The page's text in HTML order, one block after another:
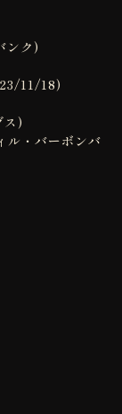
ンク)
11/18)
ス)
・バーボンバ